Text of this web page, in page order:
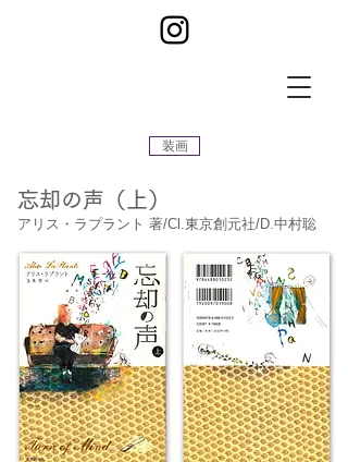
装画
忘却の声（上）
アリス・ラプラント 著/Cl.東京創元社/D.中村聡